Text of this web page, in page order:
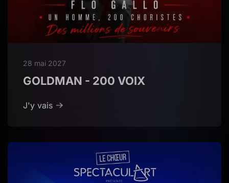
28 mai 2027
GOLDMAN - 200 VOIX
J'y vais